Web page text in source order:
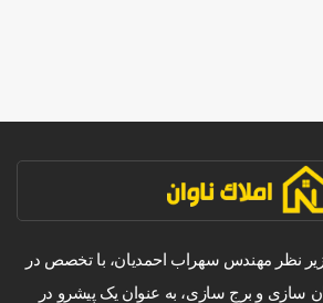
نظر مهندس سهراب احمدیان، با تخصص در
سازی و برج سازی، به عنوان یک پیشرو در